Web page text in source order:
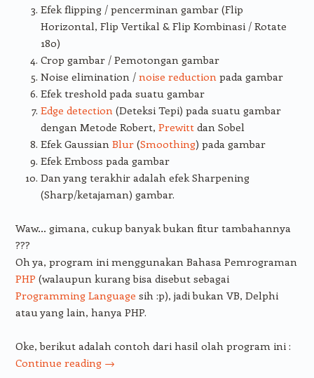
Efek flipping / pencerminan gambar (Flip
Horizontal, Flip Vertikal & Flip Kombinasi / Rotate
180)
Crop gambar / Pemotongan gambar
Noise elimination / noise reduction pada gambar
Efek treshold pada suatu gambar
Edge detection (Deteksi Tepi) pada suatu gambar
dengan Metode Robert, Prewitt dan Sobel
Efek Gaussian Blur(Smoothing) pada gambar
Efek Emboss pada gambar
Dan yang terakhir adalah efek Sharpening
(Sharp/ketajaman) gambar.
Waw… gimana, cukup banyak bukan fitur tambahannya
???
Oh ya, program ini menggunakan Bahasa Pemrograman
PHP (walaupun kurang bisa disebut sebagai
Programming Language sih :p), jadi bukan VB, Delphi
atau yang lain, hanya PHP.
Oke, berikut adalah contoh dari hasil olah program ini :
Continue reading →